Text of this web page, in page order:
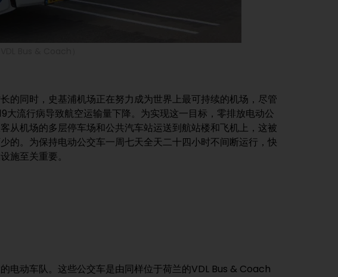
的同时，史基浦机场正在努力成为世界上最可持续的机场，尽管
大流行病导致航空运输量下降。为实现这一目标，零排放电动公
从机场的多层停车场和公共汽车站运送到航站楼和飞机上，这被
的。为保持电动公交车一周七天全天二十四小时不间断运行，快
施至关重要。